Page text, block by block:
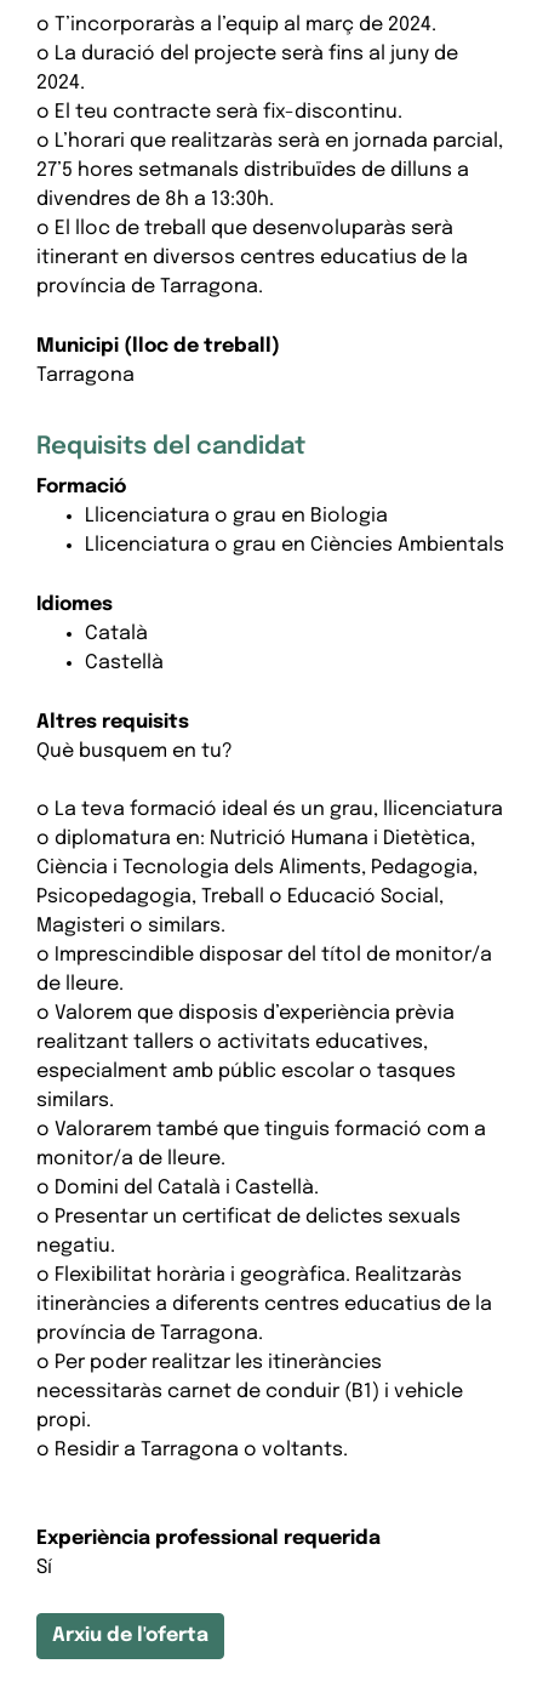
o T’incorporaràs a l’equip al març de 2024.
o La duració del projecte serà fins al juny de
2024.
o El teu contracte serà fix-discontinu.
o L’horari que realitzaràs serà en jornada parcial,
27’5 hores setmanals distribuïdes de dilluns a
divendres de 8h a 13:30h.
o El lloc de treball que desenvoluparàs serà
itinerant en diversos centres educatius de la
província de Tarragona.
Municipi (lloc de treball)
Tarragona
Requisits del candidat
Formació
Llicenciatura o grau en Biologia
Llicenciatura o grau en Ciències Ambientals
Idiomes
Català
Castellà
Altres requisits
Què busquem en tu?
o La teva formació ideal és un grau, llicenciatura
o diplomatura en: Nutrició Humana i Dietètica,
Ciència i Tecnologia dels Aliments, Pedagogia,
Psicopedagogia, Treball o Educació Social,
Magisteri o similars.
o Imprescindible disposar del títol de monitor/a
de lleure.
o Valorem que disposis d’experiència prèvia
realitzant tallers o activitats educatives,
especialment amb públic escolar o tasques
similars.
o Valorarem també que tinguis formació com a
monitor/a de lleure.
o Domini del Català i Castellà.
o Presentar un certificat de delictes sexuals
negatiu.
o Flexibilitat horària i geogràfica. Realitzaràs
itineràncies a diferents centres educatius de la
província de Tarragona.
o Per poder realitzar les itineràncies
necessitaràs carnet de conduir (B1) i vehicle
propi.
o Residir a Tarragona o voltants.
Experiència professional requerida
Sí
Arxiu de l'oferta